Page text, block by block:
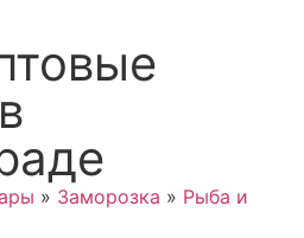
» Заморозка » Рыба и